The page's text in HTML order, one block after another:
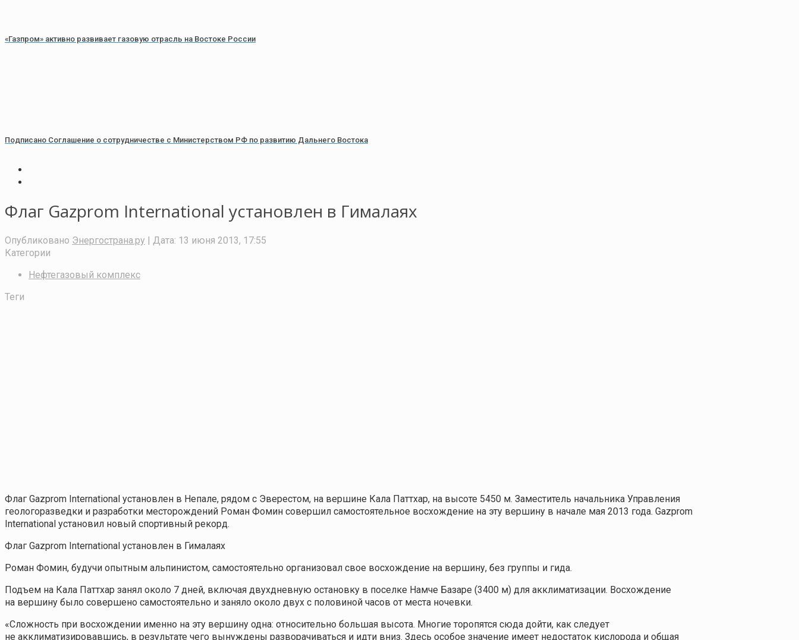
«Газпром» активно развивает газовую отрасль на Востоке России
Подписано Соглашение о сотрудничестве с Министерством РФ по развитию Дальнего Востока
Флаг Gazprom International установлен в Гималаях
Опубликовано Энергострана.ру | Дата: 13 июня 2013, 17:55
Категории
Нефтегазовый комплекс
Теги
Флаг Gazprom International установлен в Непале, рядом с Эверестом, на вершине Кала Паттхар, на высоте 5450 м. Заместитель начальника Управления
геологоразведки и разработки месторождений Роман Фомин совершил самостоятельное восхождение на эту вершину в начале мая 2013 года. Gazprom
International установил новый спортивный рекорд.
Флаг Gazprom International установлен в Гималаях
Роман Фомин, будучи опытным альпинистом, самостоятельно организовал свое восхождение на вершину, без группы и гида.
Подъем на Кала Паттхар занял около 7 дней, включая двухдневную остановку в поселке Намче Базаре (3400 м) для акклиматизации. Восхождение
на вершину было совершено самостоятельно и заняло около двух с половиной часов от места ночевки.
«Сложность при восхождении именно на эту вершину одна: относительно большая высота. Многие торопятся сюда дойти, как следует
не акклиматизировавшись, в результате чего вынуждены разворачиваться и идти вниз. Здесь особое значение имеет недостаток кислорода и общая